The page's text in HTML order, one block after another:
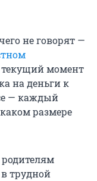
не говорят —
текущий момент
на деньги к
— каждый
размере
родителям
трудной